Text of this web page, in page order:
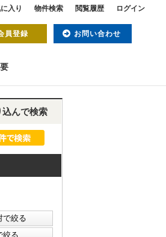
入り 物件検索 閲覧履歴 ログイン
員登録 お問い合わせ
込んで検索